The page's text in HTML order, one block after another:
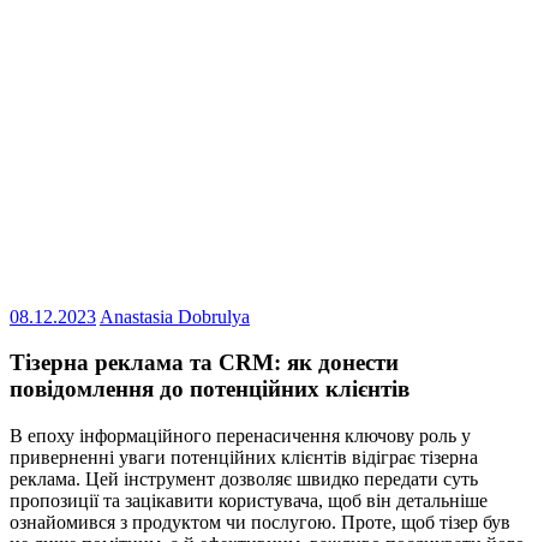
08.12.2023 Anastasia Dobrulya
Тізерна реклама та CRM: як донести
повідомлення до потенційних клієнтів
В епоху інформаційного перенасичення ключову роль у
приверненні уваги потенційних клієнтів відіграє тізерна
реклама. Цей інструмент дозволяє швидко передати суть
пропозиції та зацікавити користувача, щоб він детальніше
ознайомився з продуктом чи послугою. Проте, щоб тізер був